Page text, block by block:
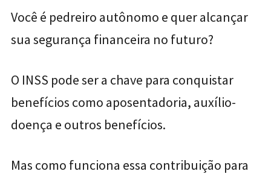
Você é pedreiro autônomo e quer alcançar
sua segurança financeira no futuro?
O INSS pode ser a chave para conquistar
benefícios como aposentadoria, auxílio-
doença e outros benefícios.
Mas como funciona essa contribuição para